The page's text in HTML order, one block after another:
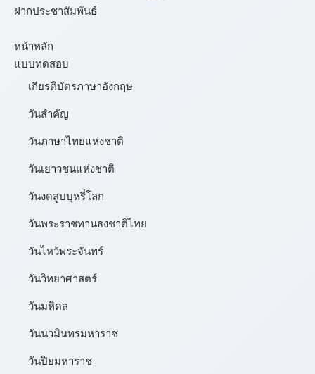
ฝากประชาสัมพันธ์
หน้าหลัก
แบบทดสอบ
เกียรติบัตรภาษาอังกฤษ
วันสำคัญ
วันภาษาไทยแห่งชาติ
วันเยาวชนแห่งชาติ
วันงดสูบบุหรี่โลก
วันพระราชทานธงชาติไทย
วันไหว้พระจันทร์​
วันวิทยาศาสตร์
วันมหิดล
วันนวมินทรมหาราช
วันปิยมหาราช